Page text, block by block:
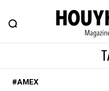
FEATURE
ヒップなファッション、カル
#AMEX